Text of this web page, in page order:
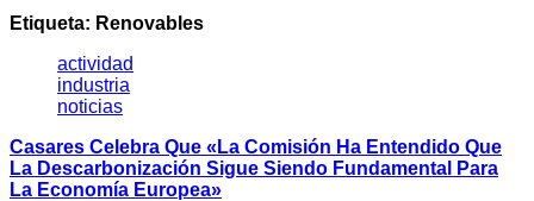
Etiqueta: Renovables
actividad
industria
noticias
Casares Celebra Que «la Comisión Ha Entendido Que
La Descarbonización Sigue Siendo Fundamental Para
La Economía Europea»